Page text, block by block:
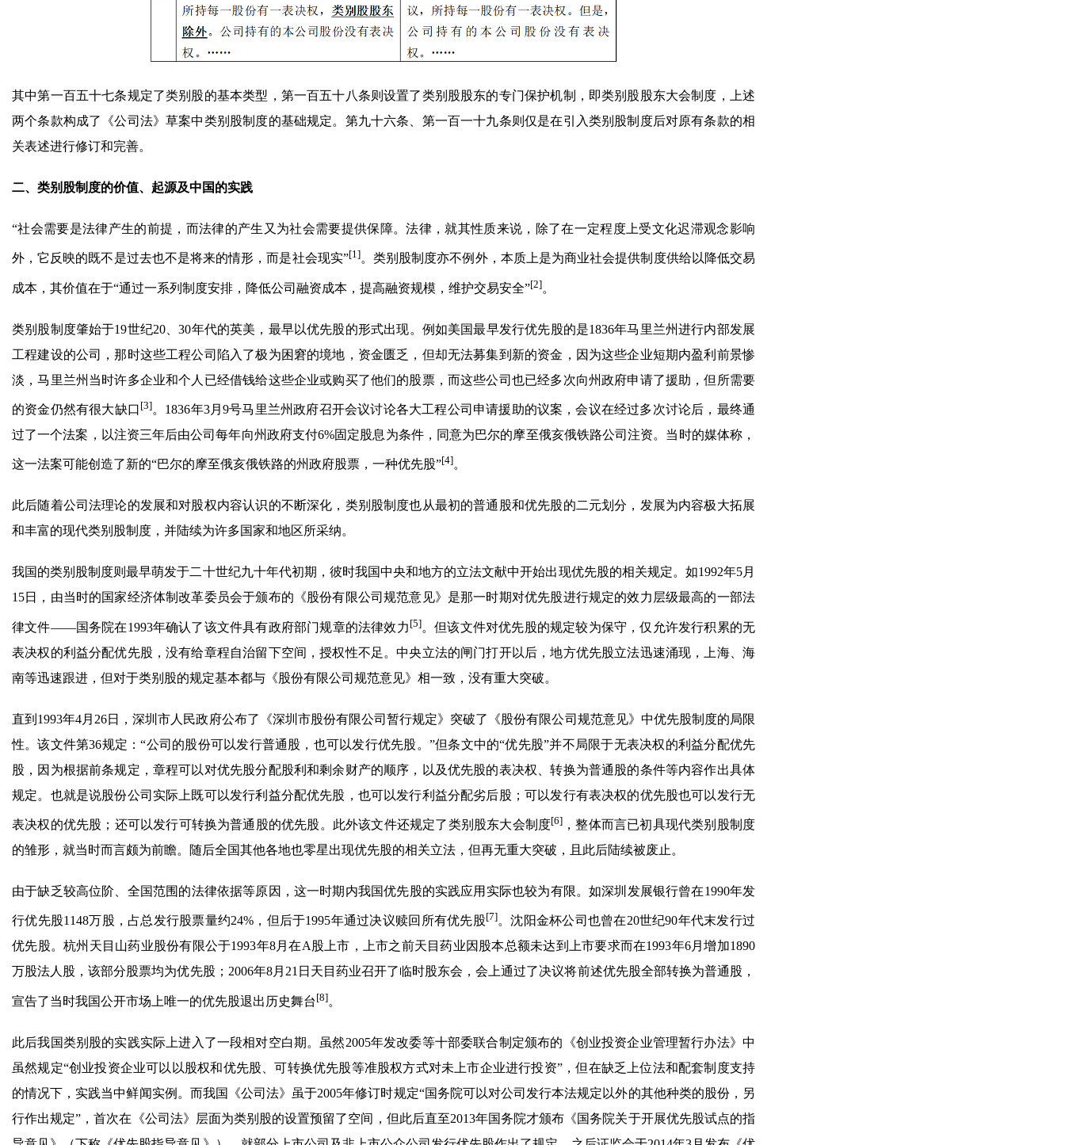
其中第一百五十七条规定了类别股的基本类型，第一百五十八条则设置了类别股股东的专门保护机制，即类别股股东大会制度，上述
两个条款构成了《公司法》草案中类别股制度的基础规定。第九十六条、第一百一十九条则仅是在引入类别股制度后对原有条款的相
关表述进行修订和完善。
二、类别股制度的价值、起源及中国的实践
“社会需要是法律产生的前提，而法律的产生又为社会需要提供保障。法律，就其性质来说，除了在一定程度上受文化迟滞观念影响
外，它反映的既不是过去也不是将来的情形，而是社会现实”[1]。类别股制度亦不例外，本质上是为商业社会提供制度供给以降低交易
成本，其价值在于“通过一系列制度安排，降低公司融资成本，提高融资规模，维护交易安全”[2]。
类别股制度肇始于19世纪20、30年代的英美，最早以优先股的形式出现。例如美国最早发行优先股的是1836年马里兰州进行内部发展
工程建设的公司，那时这些工程公司陷入了极为困窘的境地，资金匮乏，但却无法募集到新的资金，因为这些企业短期内盈利前景惨
淡，马里兰州当时许多企业和个人已经借钱给这些企业或购买了他们的股票，而这些公司也已经多次向州政府申请了援助，但所需要
的资金仍然有很大缺口 [3]。1836年3月9号马里兰州政府召开会议讨论各大工程公司申请援助的议案，会议在经过多次讨论后，最终通
过了一个法案，以注资三年后由公司每年向州政府支付6%固定股息为条件，同意为巴尔的摩至俄亥俄铁路公司注资。当时的媒体称，
这一法案可能创造了新的“巴尔的摩至俄亥俄铁路的州政府股票，一种优先股”[4]。
此后随着公司法理论的发展和对股权内容认识的不断深化，类别股制度也从最初的普通股和优先股的二元划分，发展为内容极大拓展
和丰富的现代类别股制度，并陆续为许多国家和地区所采纳。
我国的类别股制度则最早萌发于二十世纪九十年代初期，彼时我国中央和地方的立法文献中开始出现优先股的相关规定。如1992年5月
15日，由当时的国家经济体制改革委员会于颁布的《股份有限公司规范意见》是那一时期对优先股进行规定的效力层级最高的一部法
律文件——国务院在1993年确认了该文件具有政府部门规章的法律效力 [5]。但该文件对优先股的规定较为保守，仅允许发行积累的无
表决权的利益分配优先股，没有给章程自治留下空间，授权性不足。中央立法的闸门打开以后，地方优先股立法迅速涌现，上海、海
南等迅速跟进，但对于类别股的规定基本都与《股份有限公司规范意见》相一致，没有重大突破。
直到1993年4月26日，深圳市人民政府公布了《深圳市股份有限公司暂行规定》突破了《股份有限公司规范意见》中优先股制度的局限
性。该文件第36规定：“公司的股份可以发行普通股，也可以发行优先股。”但条文中的“优先股”并不局限于无表决权的利益分配优先
股，因为根据前条规定，章程可以对优先股分配股利和剩余财产的顺序，以及优先股的表决权、转换为普通股的条件等内容作出具体
规定。也就是说股份公司实际上既可以发行利益分配优先股，也可以发行利益分配劣后股；可以发行有表决权的优先股也可以发行无
表决权的优先股；还可以发行可转换为普通股的优先股。此外该文件还规定了类别股东大会制度[6] ，整体而言已初具现代类别股制度
的雏形，就当时而言颇为前瞻。随后全国其他各地也零星出现优先股的相关立法，但再无重大突破，且此后陆续被废止。
由于缺乏较高位阶、全国范围的法律依据等原因，这一时期内我国优先股的实践应用实际也较为有限。如深圳发展银行曾在1990年发
行优先股1148万股，占总发行股票量约24%，但后于1995年通过决议赎回所有优先股[7]。沈阳金杯公司也曾在20世纪90年代末发行过
优先股。杭州天目山药业股份有限公于1993年8月在A股上市，上市之前天目药业因股本总额未达到上市要求而在1993年6月增加1890
万股法人股，该部分股票均为优先股；2006年8月21日天目药业召开了临时股东会，会上通过了决议将前述优先股全部转换为普通股，
宣告了当时我国公开市场上唯一的优先股退出历史舞台 [8]。
此后我国类别股的实践实际上进入了一段相对空白期。虽然2005年发改委等十部委联合制定颁布的《创业投资企业管理暂行办法》中
虽然规定“创业投资企业可以以股权和优先股、可转换优先股等准股权方式对未上市企业进行投资”，但在缺乏上位法和配套制度支持
的情况下，实践当中鲜闻实例。而我国《公司法》虽于2005年修订时规定“国务院可以对公司发行本法规定以外的其他种类的股份，另
行作出规定”，首次在《公司法》层面为类别股的设置预留了空间，但此后直至2013年国务院才颁布《国务院关于开展优先股试点的指